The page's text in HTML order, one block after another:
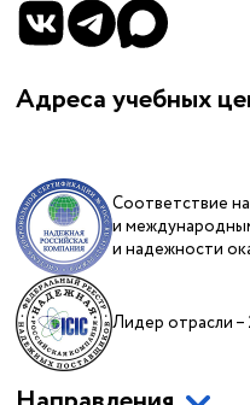
Адреса учебных
Соответствие
и
и надежности
Лидер отрасли –